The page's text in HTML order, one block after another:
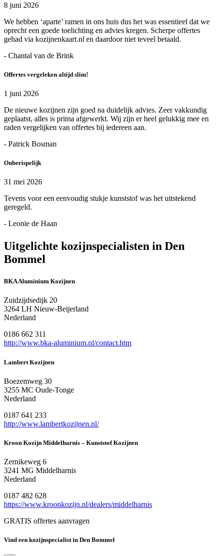
8 juni 2026
We hebben ‘aparte’ ramen in ons huis dus het was essentieel dat we
oprecht een goede toelichting en advies kregen. Scherpe offertes
gehad via kozijnenkaart.nl en daardoor niet teveel betaald.
- Chantal van de Brink
Offertes vergeleken altijd slim!
1 juni 2026
De nieuwe kozijnen zijn goed na duidelijk advies. Zeer vakkundig
geplaatst, alles is prima afgewerkt. Wij zijn er heel gelukkig mee en
raden vergelijken van offertes bij iedereen aan.
- Patrick Bosman
Onberispelijk
31 mei 2026
Tevens voor een eenvoudig stukje kunststof was het uitstekend
geregeld.
- Leonie de Haan
Uitgelichte kozijnspecialisten in Den
Bommel
BKA Aluminium Kozijnen
Zuidzijdsedijk 20
3264 LH Nieuw-Beijerland
Nederland
0186 662 311
http://www.bka-aluminium.nl/contact.htm
Lambert Kozijnen
Boezemweg 30
3255 MC Oude-Tonge
Nederland
0187 641 233
http://www.lambertkozijnen.nl/
Kroon Kozijn Middelharnis – Kunststof Kozijnen
Zernikeweg 6
3241 MG Middelharnis
Nederland
0187 482 628
https://www.kroonkozijn.nl/dealers/middelharnis
GRATIS offertes aanvragen
Vind een kozijnspecialist in Den Bommel